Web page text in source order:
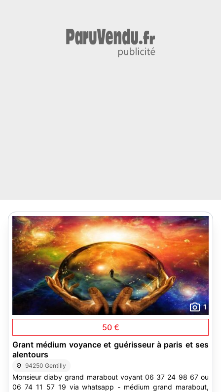
1
50 €
Grant médium voyance et guérisseur à paris et ses
alentours
94250 Gentilly
Monsieur diaby grand marabout voyant 06 37 24 98 67 ou
06 74 11 57 19 via whatsapp - médium grand marabout,